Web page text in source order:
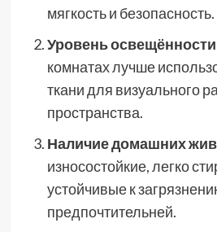
мягкость и безопасность.
Уровень
комнатах лучше
ткани для визуального
пространства.
Наличие домашних
износостойкие, легко
устойчивые к
предпочтительней.